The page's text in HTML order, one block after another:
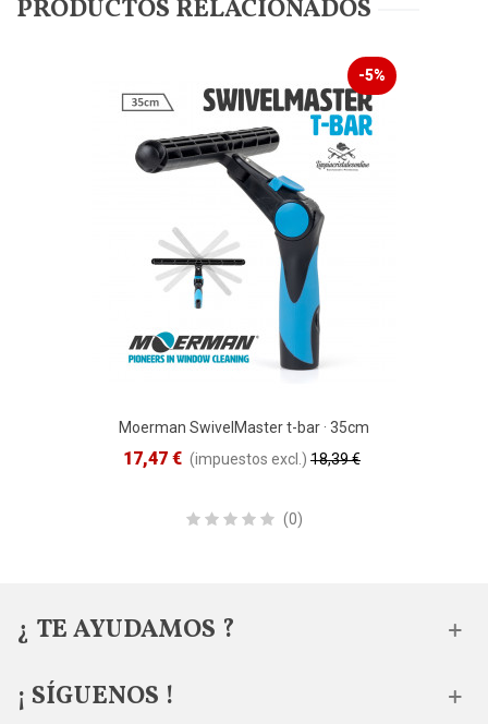
PRODUCTOS RELACIONADOS
-5%
Moerman SwivelMaster t-bar · 35cm
17,47 € (impuestos excl.) 18,39 €
(0)
¿ TE AYUDAMOS ?
¡ SÍGUENOS !